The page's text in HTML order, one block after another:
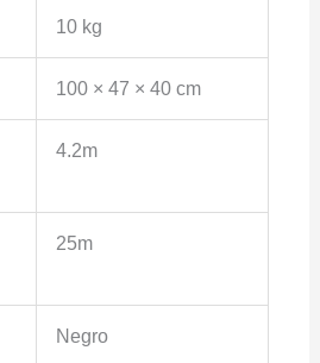
10 kg
100 × 47 × 40 cm
4.2m
25m
Negro